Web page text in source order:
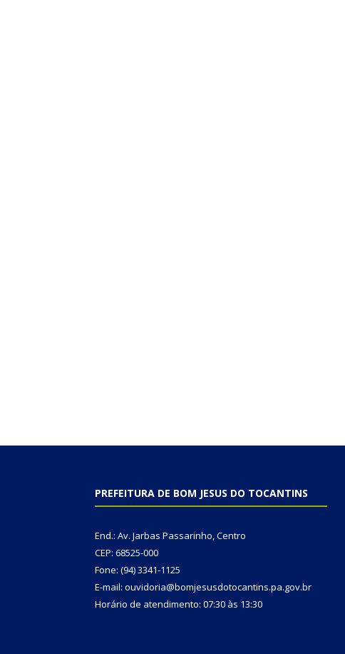
PREFEITURA DE BOM JESUS DO TOCANTINS
End.: Av. Jarbas Passarinho, Centro
CEP: 68525-000
Fone: (94) 3341-1125
E-mail: ouvidoria@bomjesusdotocantins.pa.gov.br
Horário de atendimento: 07:30 às 13:30